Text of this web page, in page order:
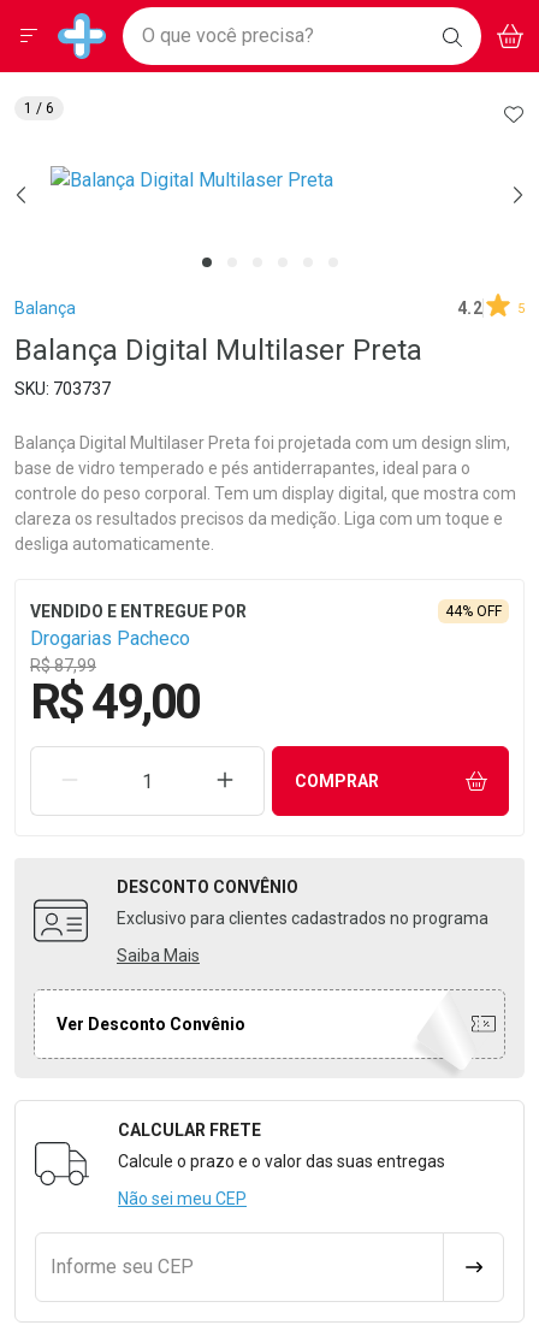
Drogarias Pacheco
Baixe nosso APP e aproveite Ofertas Exclusivas!
BAIXE
O APP
Ir direto para a home
pela página
Ir direto para o conteúdo
Ir direto para a busca
Ir direto para a conta
Ir direto para a notificações
Ir direto para o carrinho
Faça a sua busca
O que você precisa? BUSCAR
Menu
Breadcrumb
Balança 4.2 5
Balança Digital Multilaser Preta
703737
Balança Digital Multilaser Preta foi projetada com um design slim,
base de vidro temperado e pés antiderrapantes, ideal para o
controle do peso corporal. Tem um display digital, que mostra com
clareza os resultados precisos da medição. Liga com um toque e
desliga automaticamente.
Drogarias Pacheco
R$ 87,99
44% OFF
R$ 49,00
REMOVER UMA UNIDADEAUMENTAR UMA UNIDADE
COMPRAR
DESCONTO CONVÊNIO
Exclusivo para clientes cadastrados no programa
Saiba Mais
Ver Desconto Convênio
Formulário para Calcular o Frete
CALCULAR FRETE
Calcule o prazo e o valor das suas entregas
Não sei meu CEP
Informe seu CEP
1 / 6